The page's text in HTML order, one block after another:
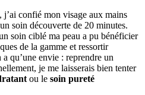
confié mon visage aux mains
soin découverte de 20 minutes.
soin ciblé ma peau a pu bénéficier
de la gamme et ressortir
qu’une envie : reprendre un
je me laisserais bien tenter
ou le soin pureté